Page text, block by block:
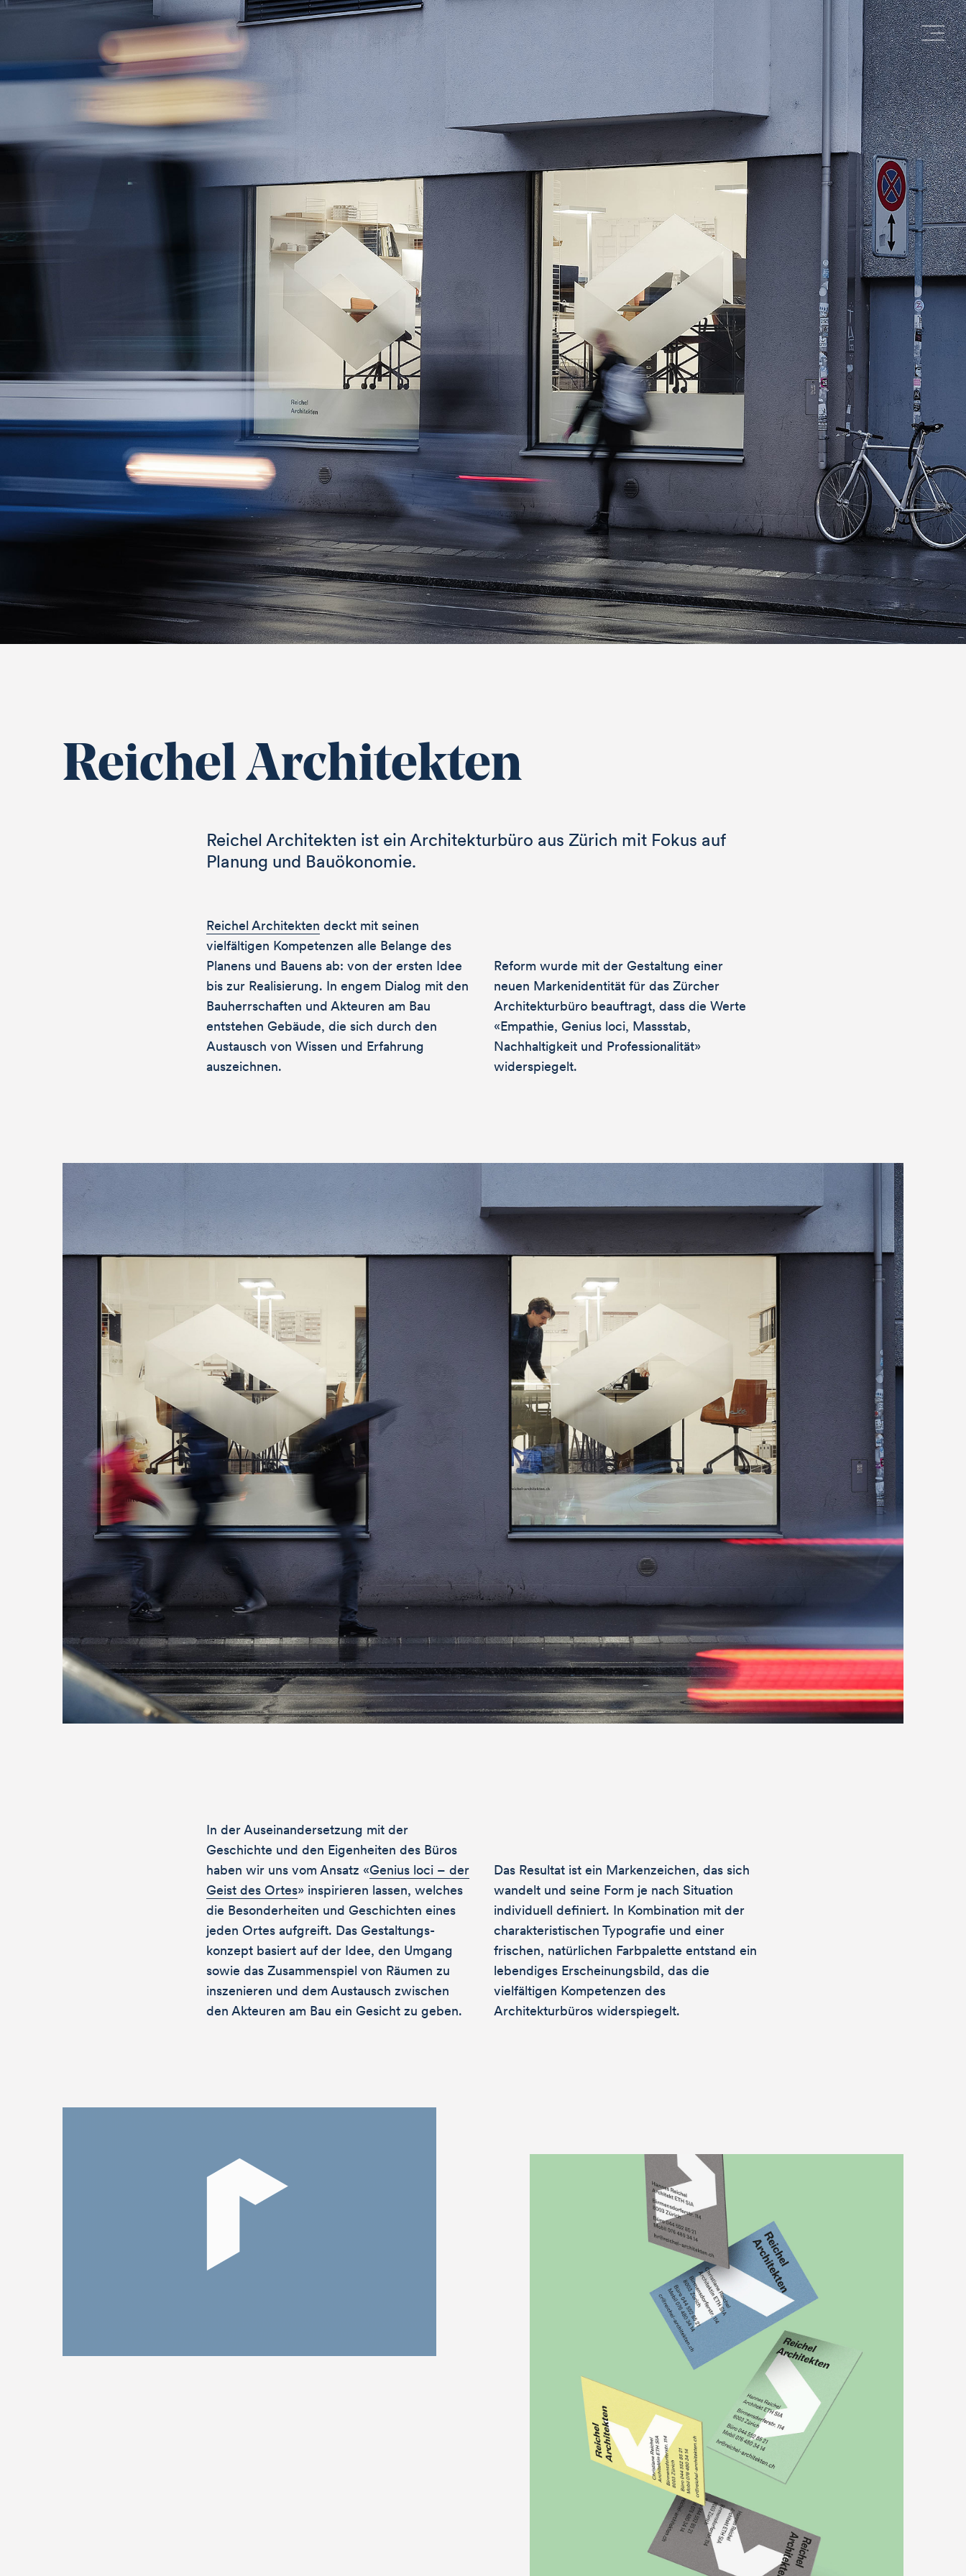
Reichel Architekten
Reichel Architekten ist ein Architekturbüro aus Zürich mit Fokus auf
Planung und Bauökonomie.
Reichel Architekten deckt mit seinen
vielfältigen Kompetenzen alle Belange des
Planens und Bauens ab: von der ersten Idee
bis zur Realisierung. In engem Dialog mit den
Bauherrschaften und Akteuren am Bau
entstehen Gebäude, die sich durch den
Austausch von Wissen und Erfahrung
auszeichnen.
Reform wurde mit der Gestaltung einer
neuen Markenidentität für das Zürcher
Architekturbüro beauftragt, dass die Werte
«Empathie, Genius loci, Massstab,
Nachhaltigkeit und Professionalität»
widerspiegelt.
In der Auseinandersetzung mit der
Geschichte und den Eigenheiten des Büros
haben wir uns vom Ansatz «Genius loci – der
Geist des Ortes» inspirieren lassen, welches
die Besonderheiten und Geschichten eines
jeden Ortes aufgreift. Das Gestaltungs­
konzept basiert auf der Idee, den Umgang
sowie das Zusammen­spiel von Räumen zu
inszenieren und dem Austausch zwischen
den Akteuren am Bau ein Gesicht zu geben.
Das Resultat ist ein Markenzeichen, das sich
wandelt und seine Form je nach Situation
individuell definiert. In Kombination mit der
charakteristischen Typografie und einer
frischen, natürlichen Farbpalette entstand ein
lebendiges Erscheinungsbild, das die
vielfältigen Kompetenzen des
Architekturbüros widerspiegelt.
Want to see
more?
Komm vorbei. Gerne zeigen wir dir bei einem Kaffee weitere Arbeiten
und besprechen, was wir für dich tun können. Wir freuen uns, von dir zu